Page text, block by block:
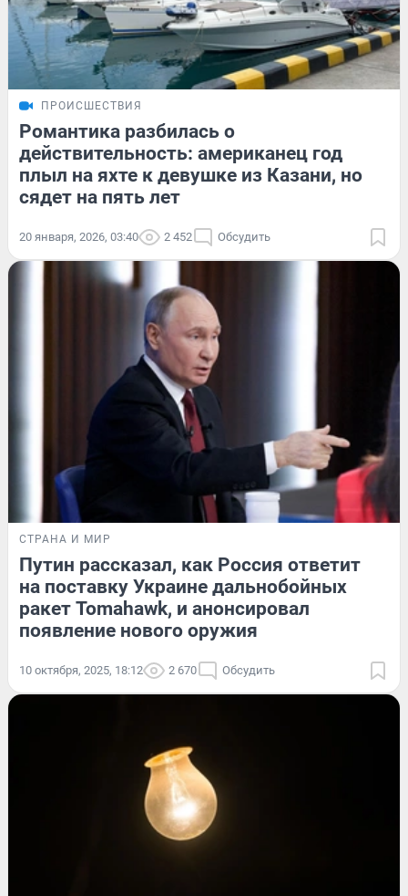
ПРОИСШЕСТВИЯ
Романтика разбилась о
действительность: американец год
плыл на яхте к девушке из Казани, но
сядет на пять лет
20 января, 2026, 03:40 2 452 Обсудить
СТРАНА И МИР
Путин рассказал, как Россия ответит
на поставку Украине дальнобойных
ракет Tomahawk, и анонсировал
появление нового оружия
10 октября, 2025, 18:12 2 670 Обсудить